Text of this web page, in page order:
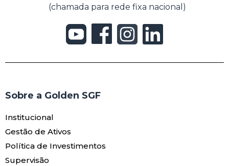
(chamada para rede fixa nacional)
Sobre a Golden SGF
Institucional
Gestão de Ativos
Política de Investimentos
Supervisão